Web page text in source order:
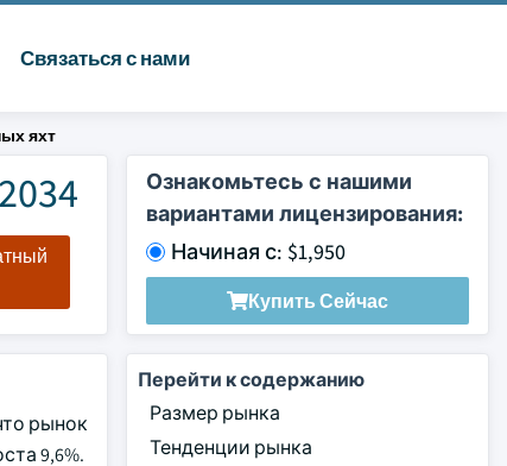
Связаться с нами
яхт
Ознакомьтесь с нашими
вариантами лицензирования:
Начиная с: $1,950
Купить Сейчас
рынок
9,6%.
Перейти к содержанию
Размер рынка
Тенденции рынка